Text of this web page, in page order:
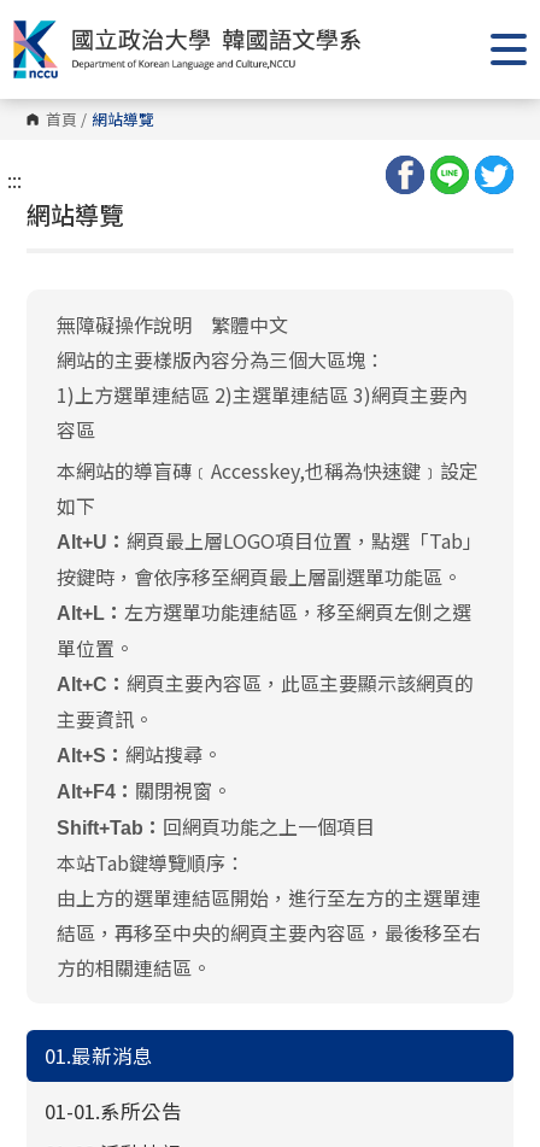
跳
到
主
要
內
容
區 首頁 / 網站導覽
:::
網站導覽
無障礙操作說明 繁體中文
網站的主要樣版內容分為三個大區塊：
1)上方選單連結區 2)主選單連結區 3)網頁主要內
容區
本網站的導盲磚﹝Accesskey,也稱為快速鍵﹞設定
如下
Alt+U：網頁最上層LOGO項目位置，點選「Tab」
按鍵時，會依序移至網頁最上層副選單功能區。
Alt+L： 左方選單功能連結區，移至網頁左側之選
單位置。
Alt+C：網頁主要內容區，此區主要顯示該網頁的
主要資訊。
Alt+S：網站搜尋。
Alt+F4： 關閉視窗。
Shift+Tab： 回網頁功能之上一個項目
本站Tab鍵導覽順序：
由上方的選單連結區開始，進行至左方的主選單連
結區，再移至中央的網頁主要內容區，最後移至右
方的相關連結區。
01.最新消息
01-01.系所公告